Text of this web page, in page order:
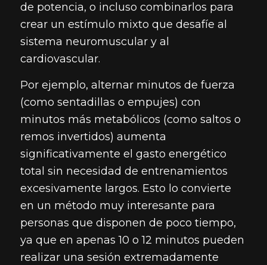
de potencia, o incluso combinarlos para
crear un estímulo mixto que desafíe al
sistema neuromuscular y al
cardiovascular.
Por ejemplo, alternar minutos de fuerza
(como sentadillas o empujes) con
minutos más metabólicos (como saltos o
remos invertidos) aumenta
significativamente el gasto energético
total sin necesidad de entrenamientos
excesivamente largos. Esto lo convierte
en un método muy interesante para
personas que disponen de poco tiempo,
ya que en apenas 10 o 12 minutos pueden
realizar una sesión extremadamente